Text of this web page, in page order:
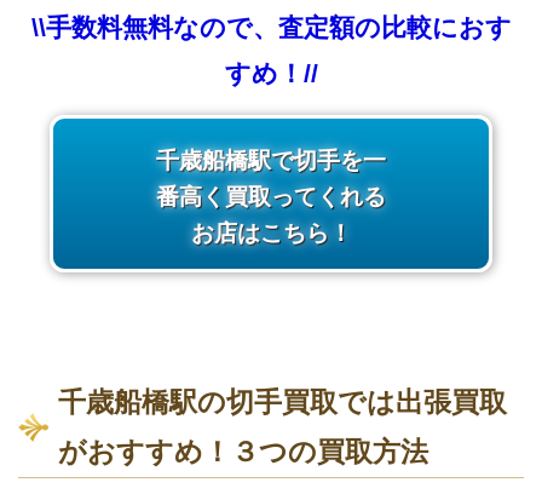
\\手数料無料なので、査定額の比較におす
すめ！//
千歳船橋駅で切手を一
番高く買取ってくれる
お店はこちら！
千歳船橋駅の切手買取では出張買取
がおすすめ！３つの買取方法